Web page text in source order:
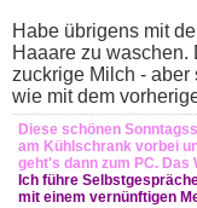
Habe übrigens mit
Haaare zu waschen.
zuckrige Milch -
wie mit dem
Diese schönen
am Kühlschrank vorbei
geht's dann zum PC.
Ich führe
mit einem vernünftigen